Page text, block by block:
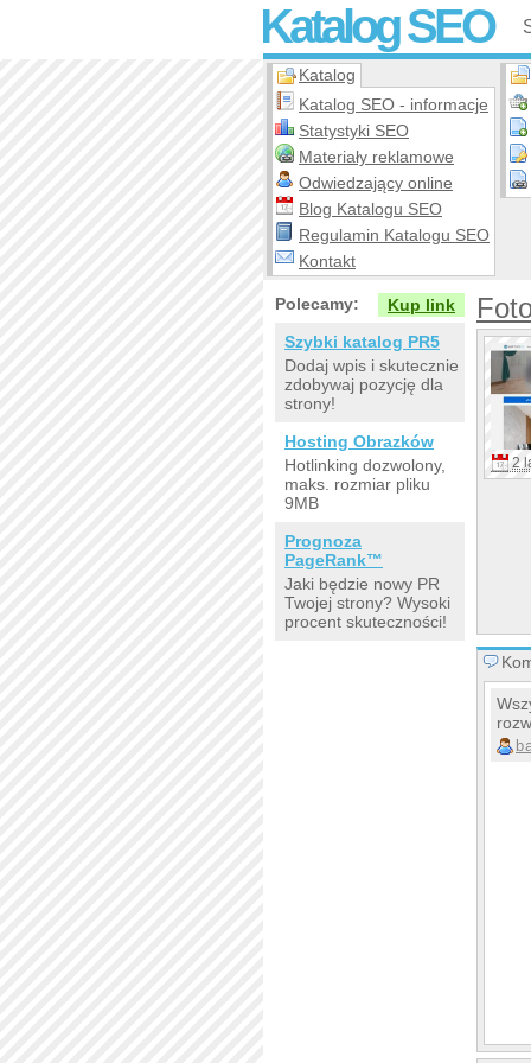
Katalog SEO
Katalog
Katalog SEO - informacje
Statystyki SEO
Materiały reklamowe
Odwiedzający online
Blog Katalogu SEO
Regulamin Katalogu SEO
Kontakt
2
Polecamy:
Kup link
Szybki katalog PR5
Dodaj wpis i skutecznie
zdobywaj pozycję dla
strony!
Hosting Obrazków
Hotlinking dozwolony,
maks. rozmiar pliku
9MB
Prognoza
PageRank™
Jaki będzie nowy PR
Twojej strony? Wysoki
procent skuteczności!